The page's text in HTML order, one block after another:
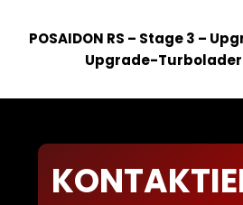
POSAIDON RS – Stage 3 –
Upgrade-Turbolader